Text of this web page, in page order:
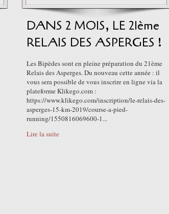
DANS 2 MOIS, LE 21ème
RELAIS DES ASPERGES !
Les Bipèdes sont en pleine préparation du 21ème
Relais des Asperges. Du nouveau cette année : il
vous sera possible de vous inscrire en ligne via la
plateforme Klikego.com :
https://www.klikego.com/inscription/le-relais-des-
asperges-15-km-2019/course-a-pied-
running/1550816069600-1...
Lire la suite